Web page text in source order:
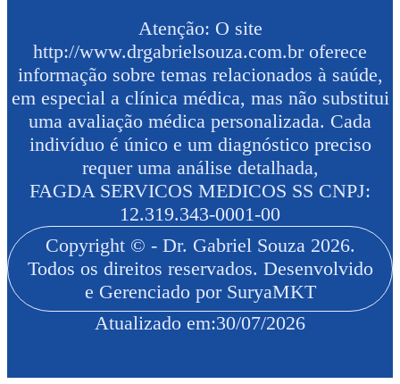
Atenção: O site
http://www.drgabrielsouza.com.br oferece
informação sobre temas relacionados à saúde,
em especial a clínica médica, mas não substitui
uma avaliação médica personalizada. Cada
indivíduo é único e um diagnóstico preciso
requer uma análise detalhada,
FAGDA SERVICOS MEDICOS SS CNPJ:
12.319.343-0001-00
Copyright © - Dr. Gabriel Souza 2026.
Todos os direitos reservados. Desenvolvido
e Gerenciado por SuryaMKT
Atualizado em:30/07/2026